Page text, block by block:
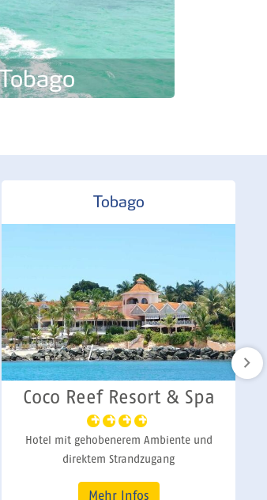
Tobago
Crown Point Beach
Hotel mit direktem Strandzugang